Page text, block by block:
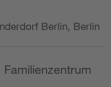
Berlin, Berlin